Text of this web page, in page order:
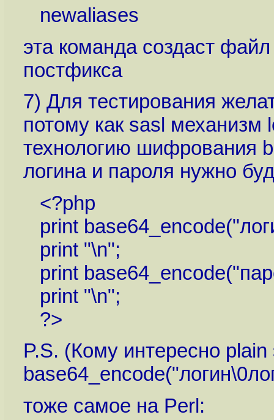
newaliases
эта команда создаст
постфикса
7) Для тестирования
потому как sasl механизм
технологию шифрования
логина и пароля нужно
<?php
print
print "\n";
print
print "\n";
?>
P.S. (Кому интересно plain
тоже самое на Perl: